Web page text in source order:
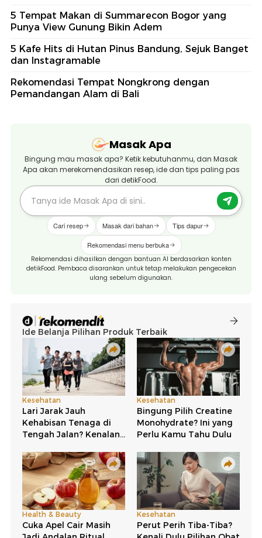
5 Tempat Makan di Summarecon Bogor yang
Punya View Gunung Bikin Adem
5 Kafe Hits di Hutan Pinus Bandung, Sejuk Banget
dan Instagramable
Rekomendasi Tempat Nongkrong dengan
Pemandangan Alam di Bali
Masak Apa
Bingung mau masak apa? Ketik kebutuhanmu, dan Masak
Apa akan merekomendasikan resep, ide dan tips paling pas
dari detikFood.
Cari resep Masak dari bahan Tips dapur
Rekomendasi menu berbuka
Rekomendasi dihasilkan dengan bantuan AI berdasarkan konten
detikFood. Pembaca disarankan untuk tetap melakukan pengecekan
ulang sebelum digunakan.